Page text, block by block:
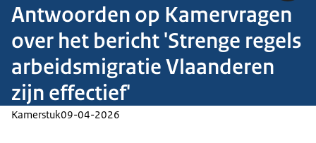
Antwoorden op Kamervragen
over het bericht 'Strenge regels
arbeidsmigratie Vlaanderen
zijn effectief'
Kamerstuk09-04-2026